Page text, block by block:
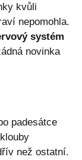
kvůli
nepomohla.
systém
novinka
padesátce
než ostatní.